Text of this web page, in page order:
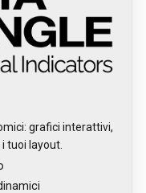
grafici interattivi,
tuoi layout.